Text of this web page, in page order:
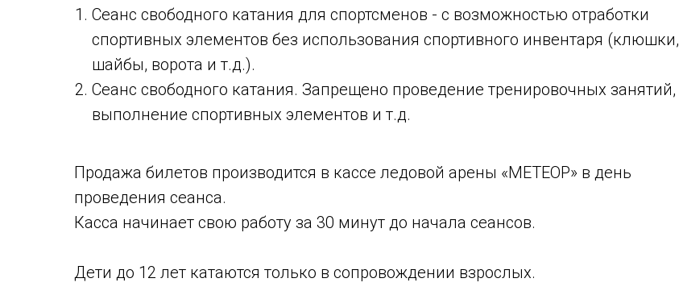
Сеанс свободного катания для спортсменов - с возможностью отработки
спортивных элементов без использования спортивного инвентаря (клюшки,
шайбы, ворота и т.д.)⁣⁣.
Сеанс свободного катания. Запрещено проведение тренировочных занятий,
выполнение спортивных элементов и т.д.⁣⁣
Продажа билетов производится в кассе ледовой арены «МЕТЕОР» в день
проведения сеанса.
Касса начинает свою работу за 30 минут до начала сеансов.
Дети до 12 лет катаются только в сопровождении взрослых.